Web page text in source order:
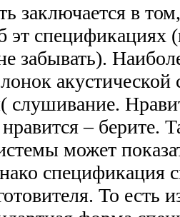
заключается в
эт спецификациях
забывать).
акустической
слушивание.
– берите.
может
спецификация
То есть